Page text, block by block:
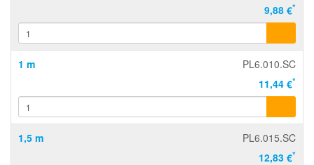
9,88 €*
1 m
PL6.010.SC
11,44 €*
1,5 m
PL6.015.SC
12,83 €*